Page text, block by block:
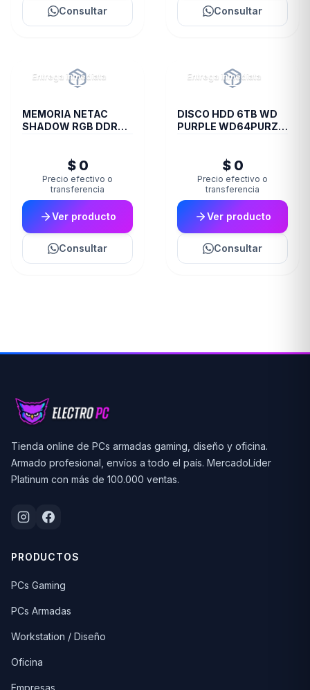
Consultar Consultar
Entrega inmediata
MEMORIA NETAC
SHADOW RGB DDR4
$ 0
Precio efectivo o
transferencia
Ver producto
Consultar
Entrega inmediata
DISCO HDD 6TB WD
PURPLE WD64PURZ
$ 0
Precio efectivo o
transferencia
Ver producto
Consultar
Tienda online de PCs armadas gaming, diseño y oficina.
Armado profesional, envíos a todo el país. MercadoLíder
Platinum con más de 100.000 ventas.
PRODUCTOS
PCs Gaming
PCs Armadas
Workstation / Diseño
Oficina
Empresas